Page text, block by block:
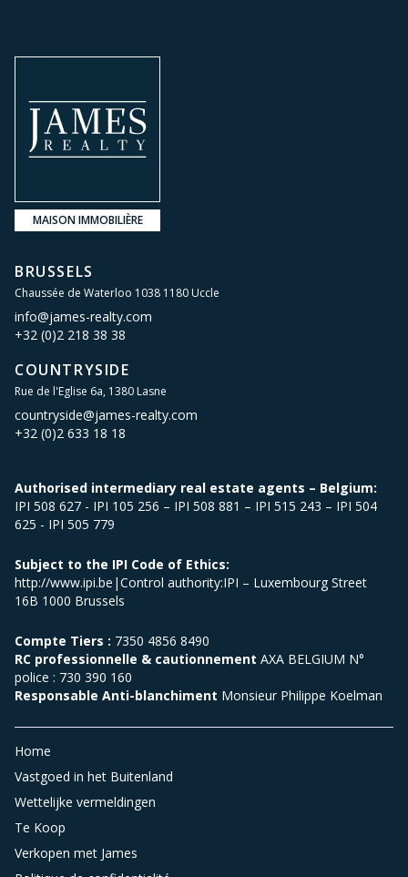
MAISON IMMOBILIÈRE
BRUSSELS
Chaussée de Waterloo 1038 1180 Uccle
info@james-realty.com
+32 (0)2 218 38 38
COUNTRYSIDE
Rue de l'Eglise 6a, 1380 Lasne
countryside@james-realty.com
+32 (0)2 633 18 18
Authorised intermediary real estate agents – Belgium:
IPI 508 627 - IPI 105 256 – IPI 508 881 – IPI 515 243 – IPI 504
625 - IPI 505 779
Subject to the IPI Code of Ethics:
http://www.ipi.be|Control authority:IPI – Luxembourg Street
16B 1000 Brussels
Compte Tiers : 7350 4856 8490
RC professionnelle & cautionnement AXA BELGIUM N°
police : 730 390 160
Responsable Anti-blanchiment Monsieur Philippe Koelman
Home
Vastgoed in het Buitenland
Wettelijke vermeldingen
Te Koop
Verkopen met James